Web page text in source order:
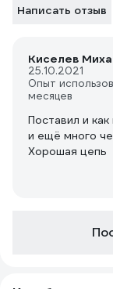
Написать отзыв
Киселев
25.10.2021
Опыт
месяцев
Поставил и как
и ещё много
Хорошая цепь